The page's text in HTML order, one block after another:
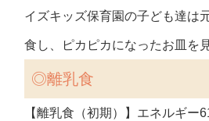
イズキッズ保育園の子ども達は
食し、ピカピカになったお皿を
◎離乳食
【離乳食（初期）】エネルギ